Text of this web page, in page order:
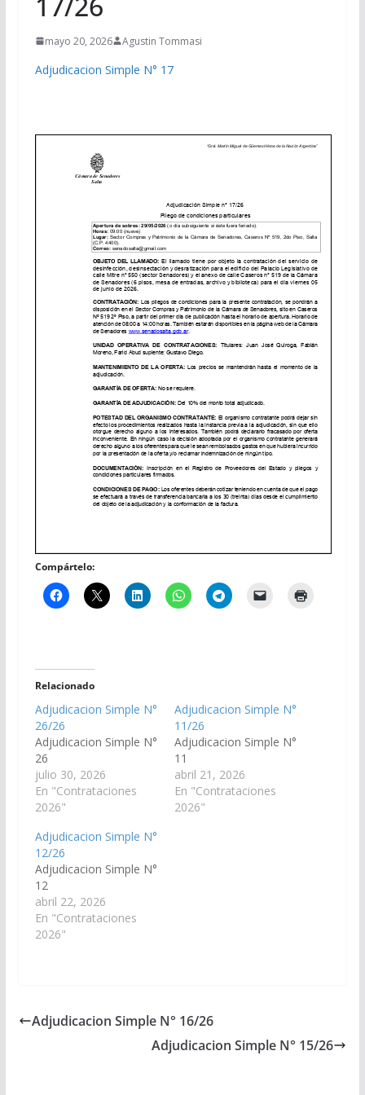
mayo 20, 2026 Agustin Tommasi
Adjudicacion Simple N° 17
Compártelo:
Relacionado
Adjudicacion Simple N°
26/26
Adjudicacion Simple N°
26
julio 30, 2026
En "Contrataciones
2026"
Adjudicacion Simple N°
11/26
Adjudicacion Simple N°
11
abril 21, 2026
En "Contrataciones
2026"
Adjudicacion Simple N°
12/26
Adjudicacion Simple N°
12
abril 22, 2026
En "Contrataciones
2026"
Adjudicacion Simple N° 16/26
Adjudicacion Simple N° 15/26